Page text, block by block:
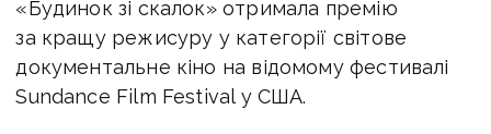
«Будинок зі скалок» отримала премію
за кращу режисуру у категорії світове
документальне кіно на відомому фестивалі
Sundance Film Festival у США.